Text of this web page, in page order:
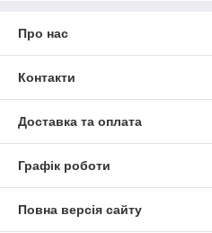
Про нас
Контакти
Доставка та оплата
Графік роботи
Повна версія сайту